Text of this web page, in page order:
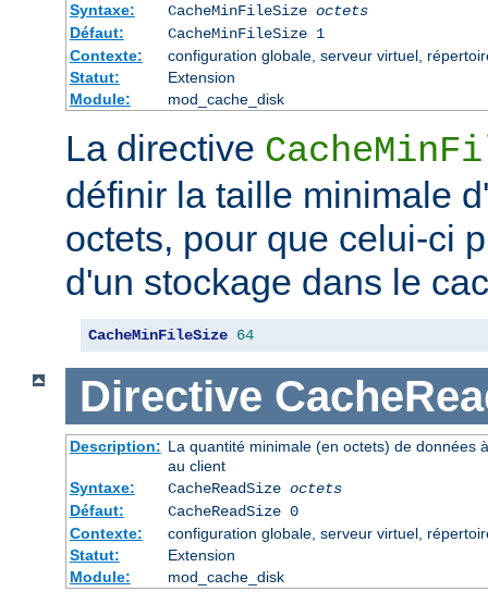
Syntaxe:
CacheMinFileSize octets
Défaut:
CacheMinFileSize 1
Contexte:
configuration globale, serveur virtuel,
Statut:
Extension
Module:
mod_cache_disk
La directive
définir la taille minimale
octets, pour que celui-ci
d'un stockage dans le
CacheMinFileSize 64
Directive
Description: La quantité minimale (en octets) de données
au client
Syntaxe:
CacheReadSize octets
Défaut:
CacheReadSize 0
Contexte:
configuration globale, serveur virtuel,
Statut:
Extension
Module:
mod_cache_disk